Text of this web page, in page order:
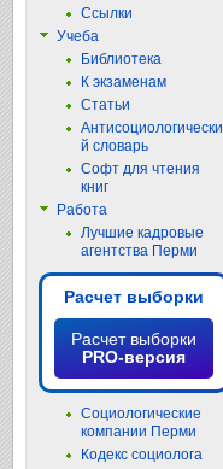
Ссылки
Учеба
Библиотека
К экзаменам
Статьи
Антисоциологически
й словарь
Софт для чтения
книг
Работа
Лучшие кадровые
агентства Перми
Расчет выборки
Расчет выборки
PRO-версия
Социологические
компании Перми
Кодекс социолога